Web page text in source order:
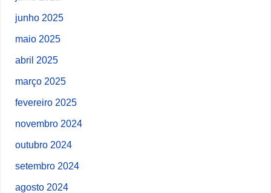
junho 2025
maio 2025
abril 2025
março 2025
fevereiro 2025
novembro 2024
outubro 2024
setembro 2024
agosto 2024